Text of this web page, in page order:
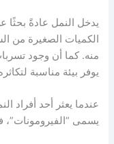
يدخل النمل عادةً بحثًا
الكميات الصغيرة من
منه. كما أن وجود
يوفر بيئة مناسبة
عندما يعثر أحد أفراد
يسمى “الفيرومونات”،